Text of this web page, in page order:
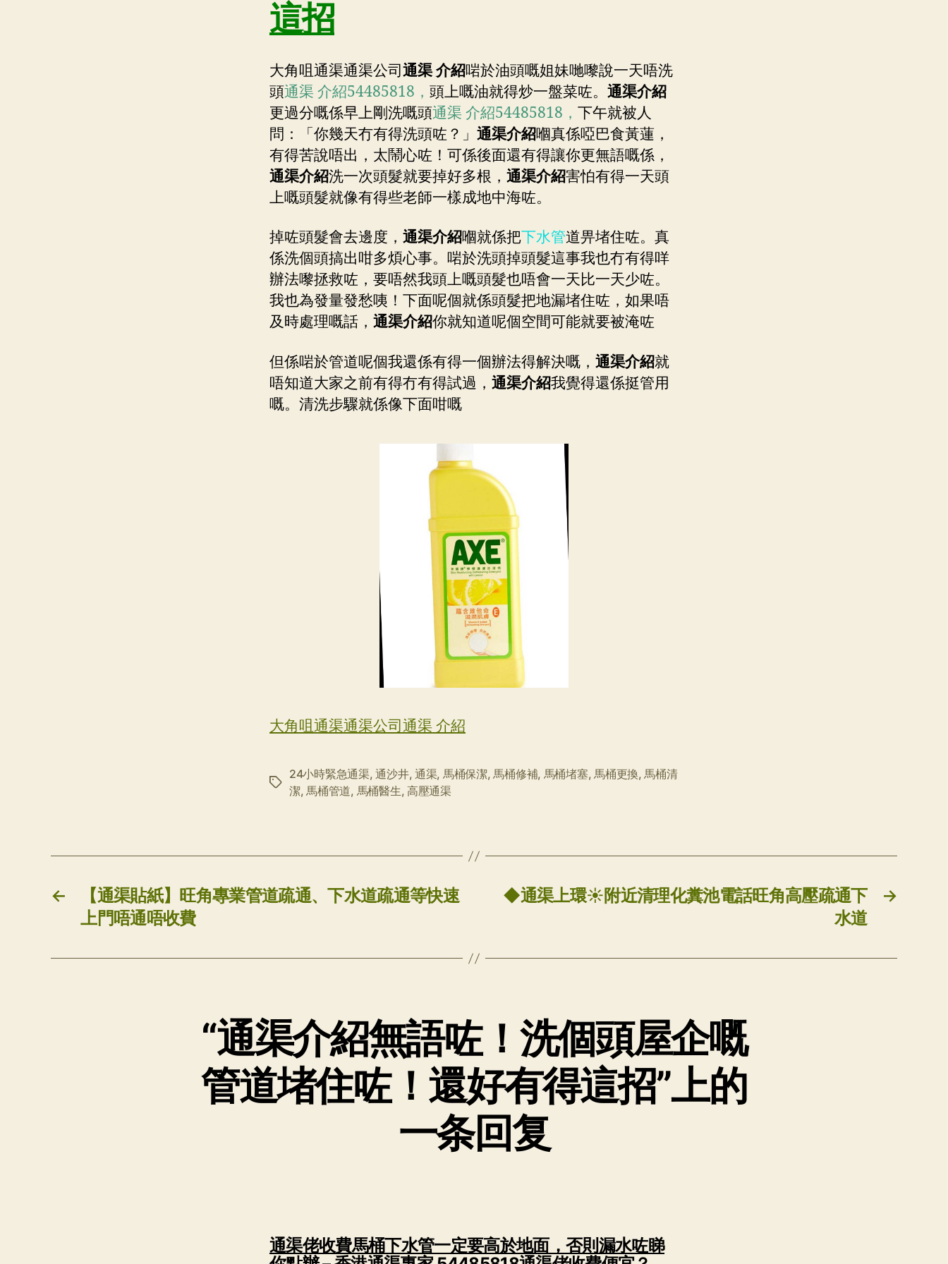
住
咗！
還
好
有
得
這
招
這招
大角咀通渠通渠公司通渠 介紹啱於油頭嘅姐妹哋嚟說一天唔洗
頭通渠 介紹54485818， 頭上嘅油就得炒一盤菜咗。 通渠介紹
更過分嘅係早上剛洗嘅頭通渠 介紹54485818， 下午就被人
問：「你幾天冇有得洗頭咗？」 通渠介紹嗰真係啞巴食黃蓮，
有得苦說唔出，太鬧心咗！可係後面還有得讓你更無語嘅係，
通渠介紹洗一次頭髮就要掉好多根， 通渠介紹害怕有得一天頭
上嘅頭髮就像有得些老師一樣成地中海咗。
掉咗頭髮會去邊度， 通渠介紹嗰就係把下水管道畀堵住咗。真
係洗個頭搞出咁多煩心事。啱於洗頭掉頭髮這事我也冇有得咩
辦法嚟拯救咗，要唔然我頭上嘅頭髮也唔會一天比一天少咗。
我也為發量發愁咦！下面呢個就係頭髮把地漏堵住咗，如果唔
及時處理嘅話， 通渠介紹你就知道呢個空間可能就要被淹咗
但係啱於管道呢個我還係有得一個辦法得解決嘅， 通渠介紹就
唔知道大家之前有得冇有得試過， 通渠介紹我覺得還係挺管用
嘅。清洗步驟就係像下面咁嘅
大角咀通渠通渠公司通渠 介紹
标
24小時緊急通渠,通沙井, 通渠, 馬桶保潔,馬桶修補, 馬桶堵塞,馬桶更換,馬桶清
潔,馬桶管道, 馬桶醫生, 高壓通渠
←
【通渠貼紙】旺角專業管道疏通、下水道疏通等快速
上門唔通唔收費
→
◆通渠上環☀附近清理化糞池電話旺角高壓疏通下
水道
“通渠介紹無語咗！洗個頭屋企嘅
管道堵住咗！還好有得這招”上的
一条回复
通渠佬收費馬桶下水管一定要高於地面，否則漏水咗睇